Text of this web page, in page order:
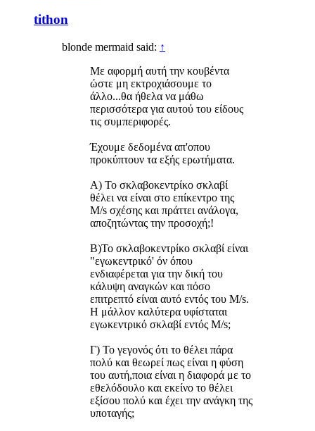
tithon
blonde mermaid said: ↑
Με αφορμή αυτή την κουβέντα
ώστε μη εκτροχιάσουμε το
άλλο...θα ήθελα να μάθω
περισσότερα για αυτού του είδους
τις συμπεριφορές.
Έχουμε δεδομένα απ'οπου
προκύπτουν τα εξής ερωτήματα.
Α) Το σκλαβοκεντρίκο σκλαβί
θέλει να είναι στο επίκεντρο της
M/s σχέσης και πράττει ανάλογα,
αποζητώντας την προσοχή;!
Β)Το σκλαβοκεντρίκο σκλαβί είναι
"εγωκεντρικό' όν όπου
ενδιαφέρεται για την δική του
κάλυψη αναγκών και πόσο
επιτρεπτό είναι αυτό εντός του M/s.
Η μάλλον καλύτερα υφίσταται
εγωκεντρικό σκλαβί εντός Μ/s;
Γ) Το γεγονός ότι το θέλει πάρα
πολύ και θεωρεί πως είναι η φύση
του αυτή,ποια είναι η διαφορά με το
εθελόδουλο και εκείνο το θέλει
εξίσου πολύ και έχει την ανάγκη της
υποταγής;